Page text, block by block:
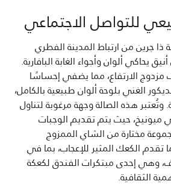
للتواصل الاجتماعي
جرين من ارتباط المدينة الفطري
يحاكي ألوان وأجواء الغابة البافارية.
الارتفاع، مما يضفي إحساسًا
الغني بلوحة ألوان طبيعية بالكامل،
وتُعتبر هذه الصالة وجهة مرغوبة لتناول
ميونيخ، حيث يتم تقديم الوجبات
مختارة من الشاي الممزوج
تقدم الكعك المثير للإعجاب، بما في
وهي إحدى مبتكرات الفندق لكعكة
الثقافية.